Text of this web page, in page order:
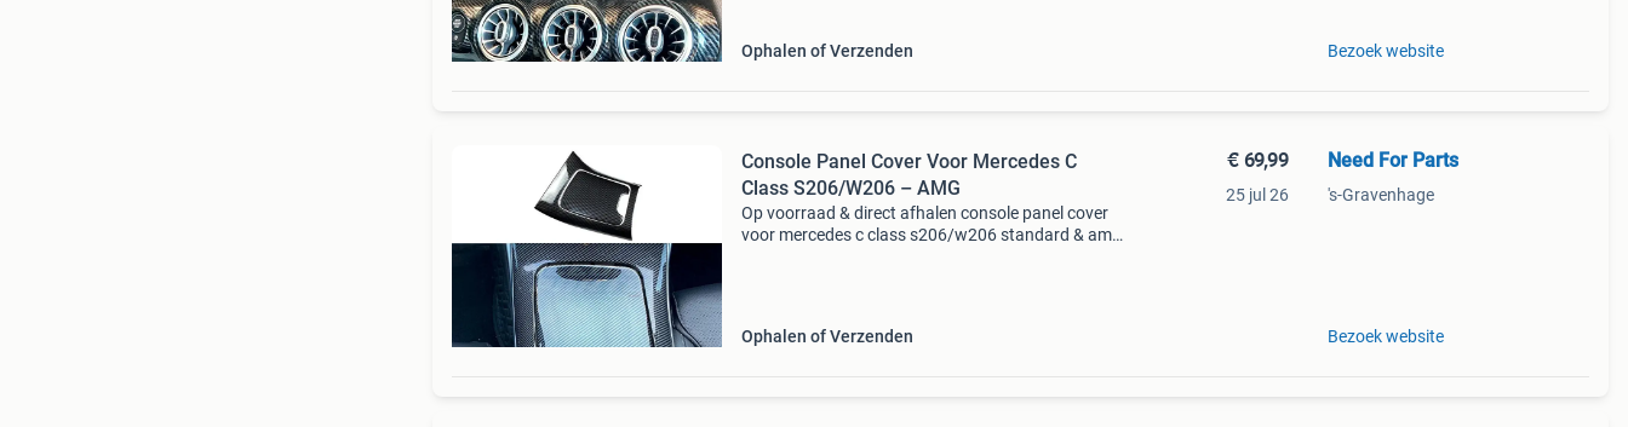
Ophalen of Verzenden Bezoek website
Console Panel Cover Voor Mercedes C
Class S206/W206 – AMG
Op voorraad & direct afhalen console panel cover
voor mercedes c class s206/w206 standard & amg
Ophalen of Verzenden
€ 69,99
25 jul 26
Need For Parts
's-Gravenhage
Bezoek website